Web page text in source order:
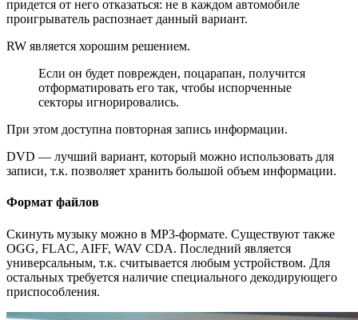
придется от него отказаться: не в каждом автомобиле
проигрыватель распознает данный вариант.
RW является хорошим решением.
Если он будет поврежден, поцарапан, получится
отформатировать его так, чтобы испорченные
секторы игнорировались.
При этом доступна повторная запись информации.
DVD — лучший вариант, который можно использовать для
записи, т.к. позволяет хранить большой объем информации.
Формат файлов
Скинуть музыку можно в MP3-формате. Существуют также
OGG, FLAC, AIFF, WAV CDA. Последний является
универсальным, т.к. считывается любым устройством. Для
остальных требуется наличие специального декодирующего
приспособления.